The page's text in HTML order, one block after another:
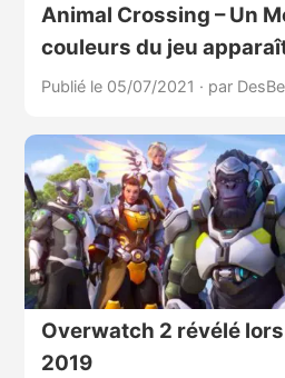
Animal Crossing – Un
couleurs du jeu
Publié le 05/07/2021 · par
Overwatch 2 révélé
2019